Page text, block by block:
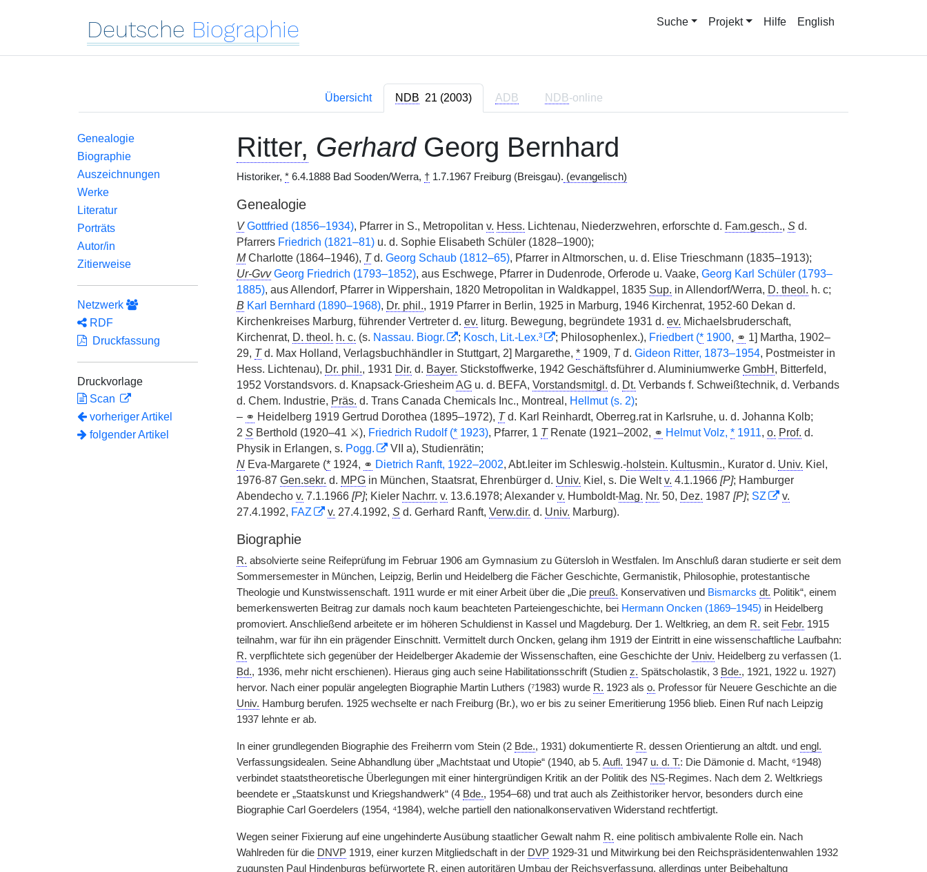
Deutsche Biographie Suche Projekt Hilfe English
Übersicht NDB 21 (2003) ADB NDB-online
Genealogie
Biographie
Auszeichnungen
Werke
Literatur
Porträts
Autor/in
Zitierweise
Netzwerk
RDF
Druckfassung
Druckvorlage
Scan
vorheriger Artikel
folgender Artikel
Ritter, GerhardGeorg Bernhard
Historiker, *6.4.1888 Bad Sooden/Werra, †1.7.1967 Freiburg (Breisgau). (evangelisch)
Genealogie
V Gottfried (1856–1934), Pfarrer in S., Metropolitan v. Hess. Lichtenau, Niederzwehren, erforschte d. Fam.gesch., Sd.
Pfarrers Friedrich (1821–81)u. d. Sophie Elisabeth Schüler (1828–1900);
MCharlotte (1864–1946), Td. Georg Schaub (1812–65), Pfarrer in Altmorschen, u. d. Elise Trieschmann (1835–1913);
Ur-Gvv Georg Friedrich (1793–1852), aus Eschwege, Pfarrer in Dudenrode, Orferode u. Vaake, Georg Karl Schüler (1793–
1885), aus Allendorf, Pfarrer in Wippershain, 1820 Metropolitan in Waldkappel, 1835 Sup. in Allendorf/Werra, D. theol. h. c;
B Karl Bernhard (1890–1968), Dr. phil., 1919 Pfarrer in Berlin, 1925 in Marburg, 1946 Kirchenrat, 1952-60 Dekan d.
Kirchenkreises Marburg, führender Vertreter d. ev. liturg. Bewegung, begründete 1931 d. ev. Michaelsbruderschaft,
Kirchenrat, D. theol. h. c. (s. Nassau. Biogr. ; Kosch, Lit.-Lex.³ ; Philosophenlex.), Friedbert (*1900, ⚭ 1] Martha, 1902–
29, Td. Max Holland, Verlagsbuchhändler in Stuttgart, 2] Margarethe, *1909, Td. Gideon Ritter, 1873–1954, Postmeister in
Hess. Lichtenau), Dr. phil., 1931 Dir. d. Bayer. Stickstoffwerke, 1942 Geschäftsführer d. Aluminiumwerke GmbH , Bitterfeld,
1952 Vorstandsvors. d. Knapsack-GriesheimAGu. d. BEFA, Vorstandsmitgl. d. Dt. Verbands f. Schweißtechnik, d. Verbands
d. Chem. Industrie, Präs. d. Trans Canada Chemicals Inc., Montreal, Hellmut (s. 2);
– ⚭ Heidelberg 1919 Gertrud Dorothea (1895–1972), Td. Karl Reinhardt, Oberreg.rat in Karlsruhe, u. d. Johanna Kolb;
2 SBerthold (1920–41 ⚔), Friedrich Rudolf (*1923), Pfarrer, 1 TRenate (1921–2002, ⚭ Helmut Volz, *1911, o. Prof. d.
Physik in Erlangen, s. Pogg.
VII a), Studienrätin;
NEva-Margarete (*1924, ⚭ Dietrich Ranft, 1922–2002, Abt.leiter im Schleswig.-holstein. Kultusmin., Kurator d. Univ. Kiel,
1976-87 Gen.sekr. d. MPGin München, Staatsrat, Ehrenbürger d. Univ. Kiel, s. Die Weltv. 4.1.1966 [P]; Hamburger
Abendecho v. 7.1.1966 [P]; Kieler Nachrr. v. 13.6.1978; Alexander v. Humboldt-Mag. Nr. 50, Dez. 1987 [P]; SZ
v.
27.4.1992, FAZ v. 27.4.1992, Sd. Gerhard Ranft, Verw.dir. d. Univ. Marburg).
Biographie
R. absolvierte seine Reifeprüfung im Februar 1906 am Gymnasium zu Gütersloh in Westfalen. Im Anschluß daran studierte er seit dem
Sommersemester in München, Leipzig, Berlin und Heidelberg die Fächer Geschichte, Germanistik, Philosophie, protestantische
Theologie und Kunstwissenschaft. 1911 wurde er mit einer Arbeit über die „Die preuß. Konservativen und Bismarcks dt. Politik“, einem
bemerkenswerten Beitrag zur damals noch kaum beachteten Parteiengeschichte, bei Hermann Oncken (1869–1945) in Heidelberg
promoviert. Anschließend arbeitete er im höheren Schuldienst in Kassel und Magdeburg. Der 1. Weltkrieg, an dem R. seit Febr. 1915
teilnahm, war für ihn ein prägender Einschnitt. Vermittelt durch Oncken, gelang ihm 1919 der Eintritt in eine wissenschaftliche Laufbahn:
R. verpflichtete sich gegenüber der Heidelberger Akademie der Wissenschaften, eine Geschichte der Univ. Heidelberg zu verfassen (1.
Bd., 1936, mehr nicht erschienen). Hieraus ging auch seine Habilitationsschrift (Studien z. Spätscholastik, 3 Bde., 1921, 1922 u. 1927)
hervor. Nach einer populär angelegten Biographie Martin Luthers (⁷1983) wurde R. 1923 als o. Professor für Neuere Geschichte an die
Univ. Hamburg berufen. 1925 wechselte er nach Freiburg (Br.), wo er bis zu seiner Emeritierung 1956 blieb. Einen Ruf nach Leipzig
1937 lehnte er ab.
In einer grundlegenden Biographie des Freiherrn vom Stein (2 Bde., 1931) dokumentierte R. dessen Orientierung an altdt. und engl.
Verfassungsidealen. Seine Abhandlung über „Machtstaat und Utopie“ (1940, ab 5. Aufl. 1947 u. d. T.: Die Dämonie d. Macht, ⁶1948)
verbindet staatstheoretische Überlegungen mit einer hintergründigen Kritik an der Politik des NS-Regimes. Nach dem 2. Weltkriegs
beendete er „Staatskunst und Kriegshandwerk“ (4 Bde., 1954–68) und trat auch als Zeithistoriker hervor, besonders durch eine
Biographie Carl Goerdelers (1954, ⁴1984), welche partiell den nationalkonservativen Widerstand rechtfertigt.
Wegen seiner Fixierung auf eine ungehinderte Ausübung staatlicher Gewalt nahm R. eine politisch ambivalente Rolle ein. Nach
Wahlreden für die DNVP1919, einer kurzen Mitgliedschaft in der DVP1929-31 und Mitwirkung bei den Reichspräsidentenwahlen 1932
zugunsten Paul Hindenburgs befürwortete R. einen autoritären Umbau der Reichsverfassung, allerdings unter Beibehaltung